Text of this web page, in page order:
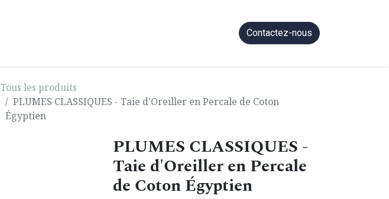
Contactez-nous
Tous les produits
PLUMES CLASSIQUES - Taie d'Oreiller en Percale de Coton
Égyptien
PLUMES CLASSIQUES -
Taie d'Oreiller en Percale
de Coton Égyptien